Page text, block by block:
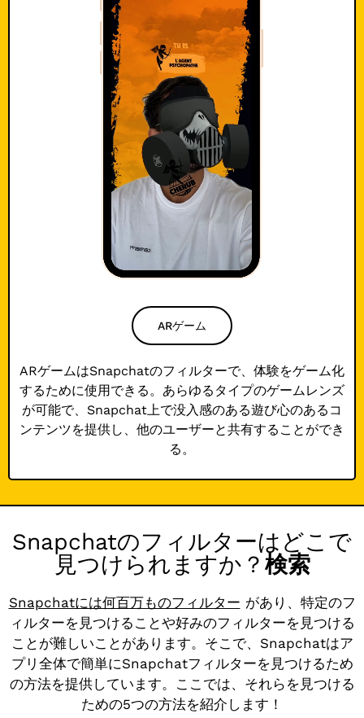
ARゲーム
ARゲームはSnapchatのフィルターで、体験をゲーム化
するために使用できる。あらゆるタイプのゲームレンズ
が可能で、Snapchat上で没入感のある遊び心のあるコ
ンテンツを提供し、他のユーザーと共有することができ
る。
Snapchatのフィルターはどこで
見つけられますか？ 検索
Snapchatには何百万ものフィルター があり、特定のフ
ィルターを見つけることや好みのフィルターを見つける
ことが難しいことがあります。そこで、Snapchatはア
プリ全体で簡単にSnapchatフィルターを見つけるため
の方法を提供しています。ここでは、それらを見つける
ための5つの方法を紹介します！